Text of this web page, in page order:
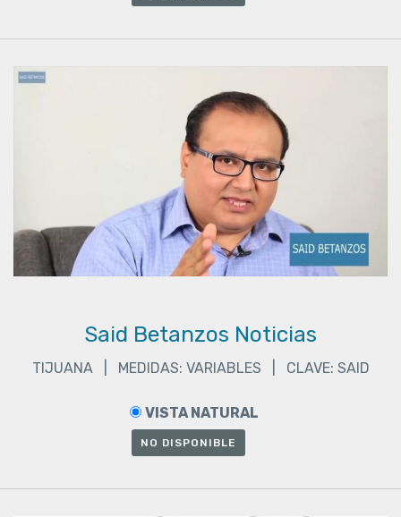
Said Betanzos Noticias
TIJUANA | MEDIDAS: VARIABLES | CLAVE: SAID
VISTA NATURAL
NO DISPONIBLE